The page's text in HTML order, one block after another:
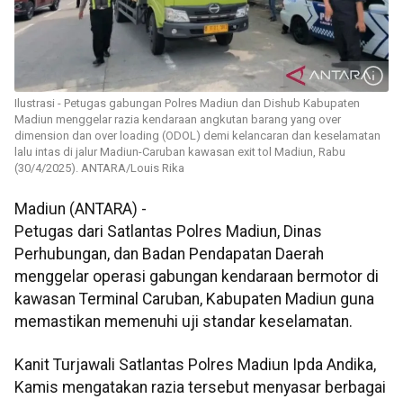
Ilustrasi - Petugas gabungan Polres Madiun dan Dishub Kabupaten
Madiun menggelar razia kendaraan angkutan barang yang over
dimension dan over loading (ODOL) demi kelancaran dan keselamatan
lalu intas di jalur Madiun-Caruban kawasan exit tol Madiun, Rabu
(30/4/2025). ANTARA/Louis Rika
Madiun (ANTARA) -
Petugas dari Satlantas Polres Madiun, Dinas
Perhubungan, dan Badan Pendapatan Daerah
menggelar operasi gabungan kendaraan bermotor di
kawasan Terminal Caruban, Kabupaten Madiun guna
memastikan memenuhi uji standar keselamatan.
Kanit Turjawali Satlantas Polres Madiun Ipda Andika,
Kamis mengatakan razia tersebut menyasar berbagai